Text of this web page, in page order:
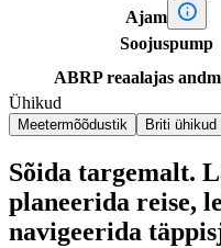
Ajam 
Soojuspump
ABRP reaalajas
Ühikud
Meetermõõdustik Briti ühikud
Sõida targemalt.
planeerida reise,
navigeerida